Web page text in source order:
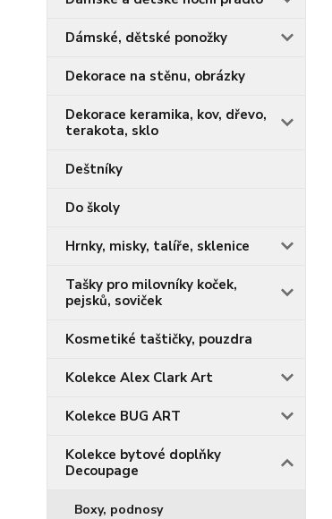
Dámské, dětské ponožky
Dekorace na stěnu, obrázky
Dekorace keramika, kov, dřevo,
terakota, sklo
Deštníky
Do školy
Hrnky, misky, talíře, sklenice
Tašky pro milovníky koček,
pejsků, soviček
Kosmetiké taštičky, pouzdra
Kolekce Alex Clark Art
Kolekce BUG ART
Kolekce bytové doplňky
Decoupage
Boxy, podnosy